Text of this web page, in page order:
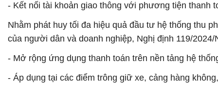
- Kết nối tài khoản giao thông với phương tiện thanh
Nhằm phát huy tối đa hiệu quả đầu tư hệ thống thu
của người dân và doanh nghiệp, Nghị định 119/
- Mở rộng ứng dụng thanh toán trên nền tảng hệ
- Áp dụng tại các điểm trông giữ xe, cảng hàng